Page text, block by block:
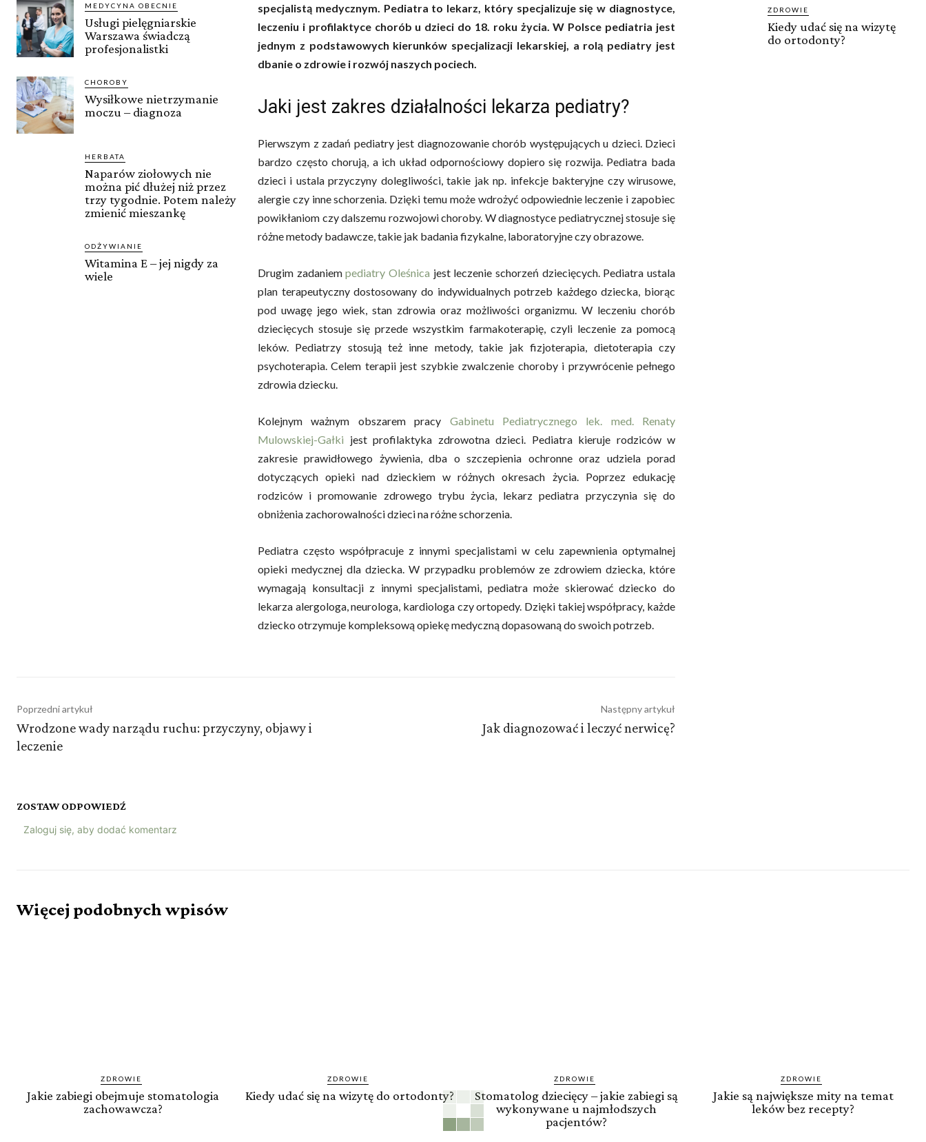
MEDYCYNA OBECNIE
Usługi pielęgniarskie
Warszawa świadczą
profesjonalistki
CHOROBY
Wysiłkowe nietrzymanie
moczu – diagnoza
HERBATA
Naparów ziołowych nie
można pić dłużej niż przez
trzy tygodnie. Potem należy
zmienić mieszankę
ODŻYWIANIE
Witamina E – jej nigdy za
wiele
specjalistą medycznym. Pediatra to lekarz, który specjalizuje się w diagnostyce,
leczeniu i profilaktyce chorób u dzieci do 18. roku życia. W Polsce pediatria jest
jednym z podstawowych kierunków specjalizacji lekarskiej, a rolą pediatry jest
dbanie o zdrowie i rozwój naszych pociech.
Jaki jest zakres działalności lekarza pediatry?
Pierwszym z zadań pediatry jest diagnozowanie chorób występujących u dzieci. Dzieci
bardzo często chorują, a ich układ odpornościowy dopiero się rozwija. Pediatra bada
dzieci i ustala przyczyny dolegliwości, takie jak np. infekcje bakteryjne czy wirusowe,
alergie czy inne schorzenia. Dzięki temu może wdrożyć odpowiednie leczenie i zapobiec
powikłaniom czy dalszemu rozwojowi choroby. W diagnostyce pediatrycznej stosuje się
różne metody badawcze, takie jak badania fizykalne, laboratoryjne czy obrazowe.
Drugim zadaniempediatry Oleśnica jest leczenie schorzeń dziecięcych. Pediatra ustala
plan terapeutyczny dostosowany do indywidualnych potrzeb każdego dziecka, biorąc
pod uwagę jego wiek, stan zdrowia oraz możliwości organizmu. W leczeniu chorób
dziecięcych stosuje się przede wszystkim farmakoterapię, czyli leczenie za pomocą
leków. Pediatrzy stosują też inne metody, takie jak fizjoterapia, dietoterapia czy
psychoterapia. Celem terapii jest szybkie zwalczenie choroby i przywrócenie pełnego
zdrowia dziecku.
Kolejnym ważnym obszarem pracy Gabinetu Pediatrycznego lek. med. Renaty
Mulowskiej-Gałki jest profilaktyka zdrowotna dzieci. Pediatra kieruje rodziców w
zakresie prawidłowego żywienia, dba o szczepienia ochronne oraz udziela porad
dotyczących opieki nad dzieckiem w różnych okresach życia. Poprzez edukację
rodziców i promowanie zdrowego trybu życia, lekarz pediatra przyczynia się do
obniżenia zachorowalności dzieci na różne schorzenia.
Pediatra często współpracuje z innymi specjalistami w celu zapewnienia optymalnej
opieki medycznej dla dziecka. W przypadku problemów ze zdrowiem dziecka, które
wymagają konsultacji z innymi specjalistami, pediatra może skierować dziecko do
lekarza alergologa, neurologa, kardiologa czy ortopedy. Dzięki takiej współpracy, każde
dziecko otrzymuje kompleksową opiekę medyczną dopasowaną do swoich potrzeb.
Poprzedni artykuł
Wrodzone wady narządu ruchu: przyczyny, objawy i
leczenie
Następny artykuł
Jak diagnozować i leczyć nerwicę?
ZOSTAW ODPOWIEDŹ
Zaloguj się, aby dodać komentarz
ZDROWIE
Kiedy udać się na wizytę
do ortodonty?
Więcej podobnych wpisów
ZDROWIE
Jakie zabiegi obejmuje stomatologia
zachowawcza?
ZDROWIE
Kiedy udać się na wizytę do ortodonty?
ZDROWIE
Stomatolog dziecięcy – jakie zabiegi są
wykonywane u najmłodszych
pacjentów?
ZDROWIE
Jakie są największe mity na temat
leków bez recepty?